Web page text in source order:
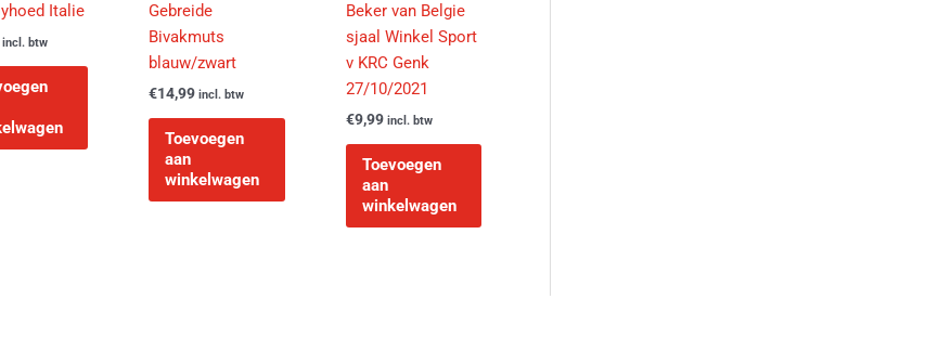
Italie
incl. btw
Gebreide
Bivakmuts
blauw/zwart
€14,99 incl. btw
Toevoegen
aan
winkelwagen
Beker van Belgie
sjaal Winkel Sport
v KRC Genk
27/10/2021
€9,99 incl. btw
Toevoegen
aan
winkelwagen